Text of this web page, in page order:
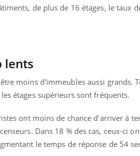
de plus de 16 étages, le taux
lents
moins d'immeubles aussi grands.
étages supérieurs sont fréquents.
ont moins de chance d'arriver à
Dans 18 % des cas, ceux-ci
le temps de réponse de 54
Youtube
Diabète & Ramadan 2026
Le Ramadan approche, et, pour de
diabète, c'est une période de
défis, mais ...